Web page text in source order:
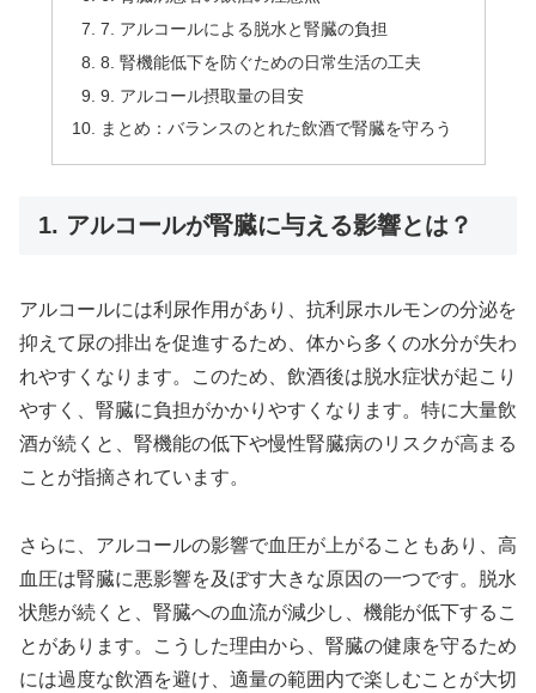
7. アルコールによる脱水と腎臓の負担
8. 腎機能低下を防ぐための日常生活の工夫
9. アルコール摂取量の目安
まとめ：バランスのとれた飲酒で腎臓を守ろう
1. アルコールが腎臓に与える影響とは？
アルコールには利尿作用があり、抗利尿ホルモンの分泌を
抑えて尿の排出を促進するため、体から多くの水分が失わ
れやすくなります。このため、飲酒後は脱水症状が起こり
やすく、腎臓に負担がかかりやすくなります。特に大量飲
酒が続くと、腎機能の低下や慢性腎臓病のリスクが高まる
ことが指摘されています。
さらに、アルコールの影響で血圧が上がることもあり、高
血圧は腎臓に悪影響を及ぼす大きな原因の一つです。脱水
状態が続くと、腎臓への血流が減少し、機能が低下するこ
とがあります。こうした理由から、腎臓の健康を守るため
には過度な飲酒を避け、適量の範囲内で楽しむことが大切